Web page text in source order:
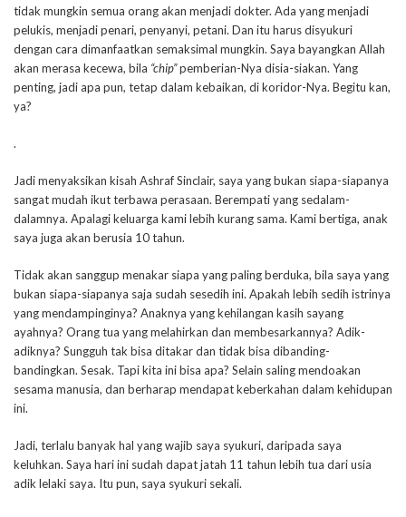
tidak mungkin semua orang akan menjadi dokter. Ada yang menjadi
pelukis, menjadi penari, penyanyi, petani. Dan itu harus disyukuri
dengan cara dimanfaatkan semaksimal mungkin. Saya bayangkan Allah
akan merasa kecewa, bila “chip”pemberian-Nya disia-siakan. Yang
penting, jadi apa pun, tetap dalam kebaikan, di koridor-Nya. Begitu kan,
ya?
.
Jadi menyaksikan kisah Ashraf Sinclair, saya yang bukan siapa-siapanya
sangat mudah ikut terbawa perasaan. Berempati yang sedalam-
dalamnya. Apalagi keluarga kami lebih kurang sama. Kami bertiga, anak
saya juga akan berusia 10 tahun.
Tidak akan sanggup menakar siapa yang paling berduka, bila saya yang
bukan siapa-siapanya saja sudah sesedih ini. Apakah lebih sedih istrinya
yang mendampinginya? Anaknya yang kehilangan kasih sayang
ayahnya? Orang tua yang melahirkan dan membesarkannya? Adik-
adiknya? Sungguh tak bisa ditakar dan tidak bisa dibanding-
bandingkan. Sesak. Tapi kita ini bisa apa? Selain saling mendoakan
sesama manusia, dan berharap mendapat keberkahan dalam kehidupan
ini.
Jadi, terlalu banyak hal yang wajib saya syukuri, daripada saya
keluhkan. Saya hari ini sudah dapat jatah 11 tahun lebih tua dari usia
adik lelaki saya. Itu pun, saya syukuri sekali.